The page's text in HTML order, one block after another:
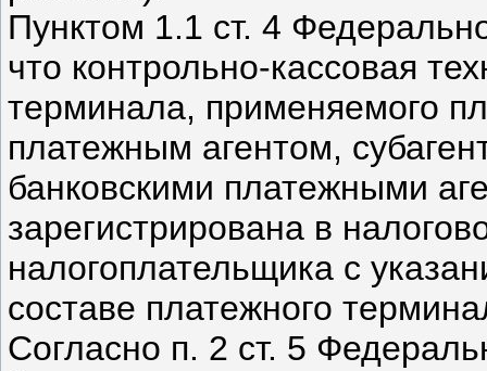
Пунктом 1.1 ст. 4
что контрольно-кассовая
терминала, применяемого
платежным агентом,
банковскими платежными
зарегистрирована в
налогоплательщика с
составе платежного
Согласно п. 2 ст. 5